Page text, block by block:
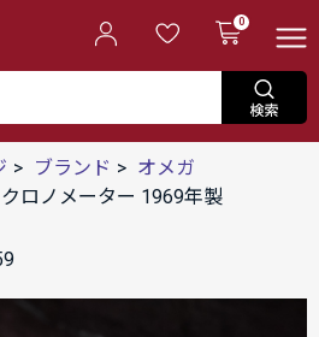
0
ブランド
オメガ
ロノメーター 1969年製